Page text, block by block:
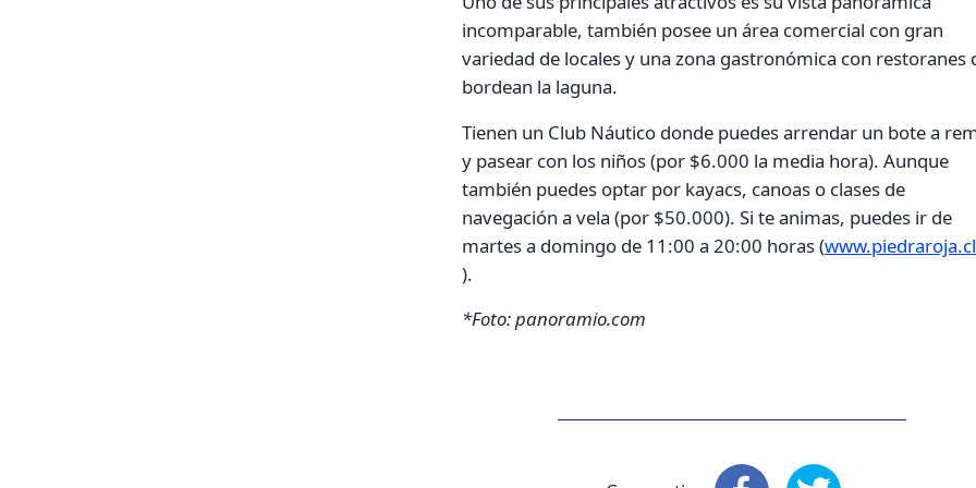
incomparable, también posee un área comercial con gran
variedad de locales y una zona gastronómica con restoranes
bordean la laguna.
Tienen un Club Náutico donde puedes arrendar un bote a
y pasear con los niños (por $6.000 la media hora). Aunque
también puedes optar por kayacs, canoas o clases de
navegación a vela (por $50.000). Si te animas, puedes ir de
martes a domingo de 11:00 a 20:00 horas (www.piedraroja.cl
).
*Foto: panoramio.com